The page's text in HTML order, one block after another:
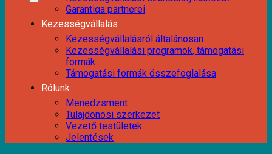
Garantiqa partnerei
Kezességvállalás
Kezességvállalásról általánosan
Kezességvállalási programok, támogatási
formák
Támogatási formák összefoglalása
Rólunk
Menedzsment
Tulajdonosi szerkezet
Vezető testületek
Jelentések